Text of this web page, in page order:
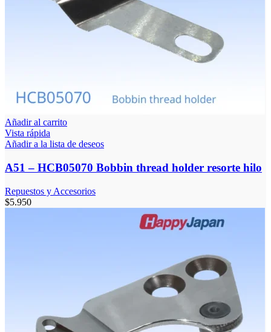
Añadir al carrito
Vista rápida
Añadir a la lista de deseos
A51 – HCB05070 Bobbin thread holder resorte hilo
Repuestos y Accesorios
$5.950